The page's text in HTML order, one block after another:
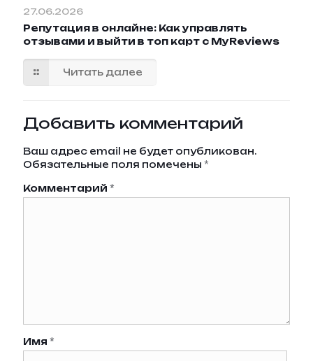
27.06.2026
Репутация в онлайне: Как управлять
отзывами и выйти в топ карт с MyReviews
Читать далее
Добавить комментарий
Ваш адрес email не будет опубликован.
Обязательные поля помечены *
Комментарий *
Имя *